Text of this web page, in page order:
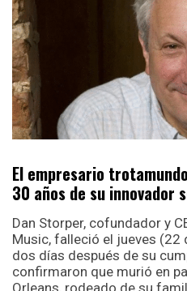
El empresario
30 años de su innovador
Dan Storper, cofundador y
Music, falleció el jueves (22
dos días después de su
confirmaron que murió en
Orleans, rodeado de su